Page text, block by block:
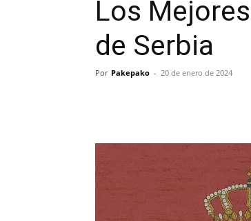
Los
de Serbia
Por Pakepako - 20 de enero de 2024